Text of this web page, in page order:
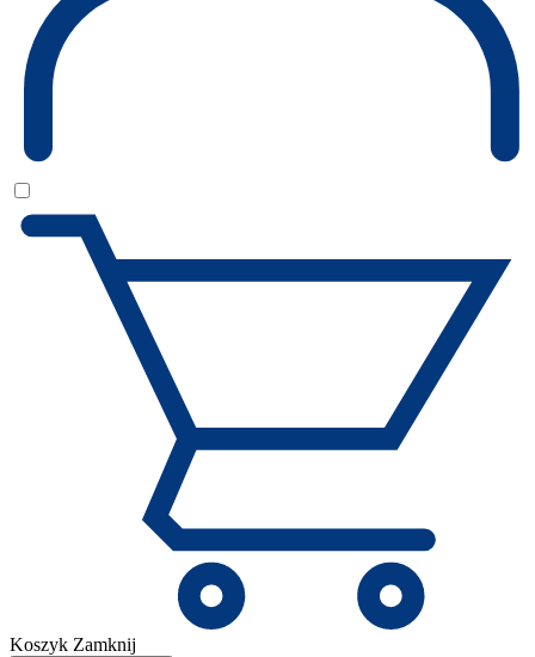
Koszyk Zamknij